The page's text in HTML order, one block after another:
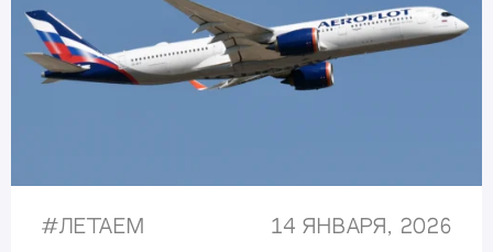
#Летаем 14 января, 2026